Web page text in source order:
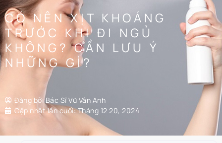
CÓ NÊN XỊT KHOÁNG
TRƯỚC KHI ĐI NGỦ
KHÔNG? CẦN LƯU Ý
NHỮNG GÌ?
Đăng bởiBác Sĩ Vũ Vân Anh
Cập nhật lần cuối:Tháng 12 20, 2024